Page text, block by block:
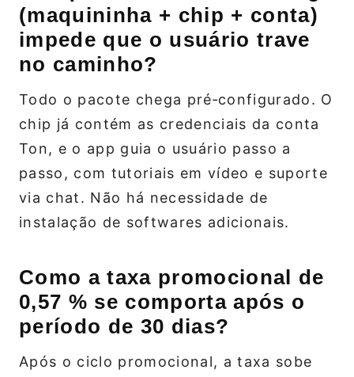
(maquininha + chip + conta)
impede que o usuário trave
no caminho?
Todo o pacote chega pré‑configurado. O
chip já contém as credenciais da conta
Ton, e o app guia o usuário passo a
passo, com tutoriais em vídeo e suporte
via chat. Não há necessidade de
instalação de softwares adicionais.
Como a taxa promocional de
0,57 % se comporta após o
período de 30 dias?
Após o ciclo promocional, a taxa sobe